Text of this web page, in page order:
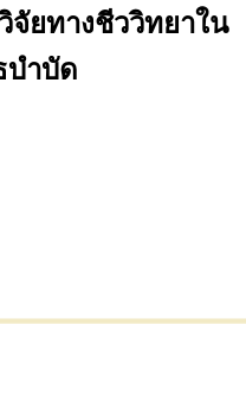
จัยทางชีววิทยาใน
บำบัด